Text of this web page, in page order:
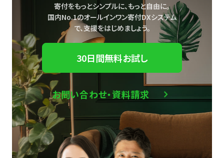
寄付をもっとシンプルに、もっと自由に。
国内No.1のオールインワン寄付DXシステム
で、支援をはじめましょう。
30日間無料お試し
お問い合わせ・資料請求